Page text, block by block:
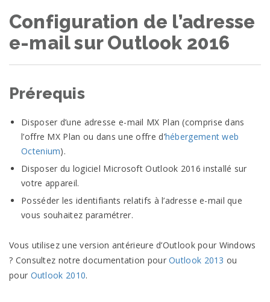
Configuration de l’adresse
e-mail sur Outlook 2016
Prérequis
Disposer d’une adresse e-mail MX Plan (comprise dans
l’offre MX Plan ou dans une offre d’hébergement web
Octenium).
Disposer du logiciel Microsoft Outlook 2016 installé sur
votre appareil.
Posséder les identifiants relatifs à l’adresse e-mail que
vous souhaitez paramétrer.
Vous utilisez une version antérieure d’Outlook pour Windows
? Consultez notre documentation pourOutlook 2013 ou
pour Outlook 2010.